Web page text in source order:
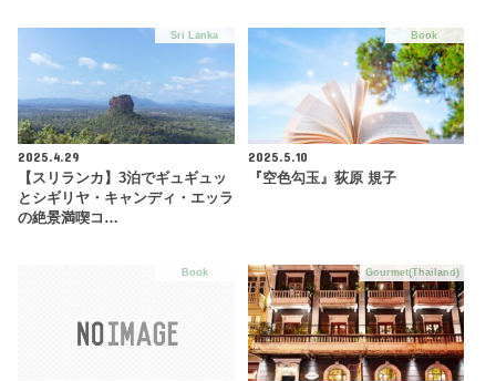
Sri Lanka
2025.4.29
【スリランカ】3泊でギュギュッ
とシギリヤ・キャンディ・エッラ
の絶景満喫コ…
Book
2025.5.10
『空色勾玉』荻原 規子
Book Gourmet(Thailand)